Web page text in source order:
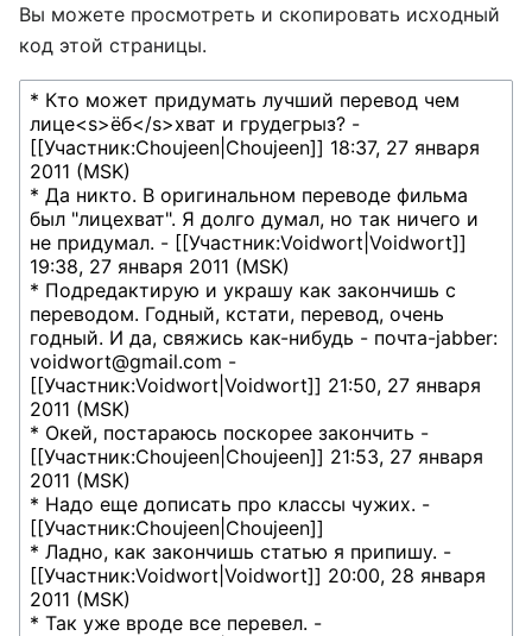
Вы можете просмотреть и скопировать исходный
код этой страницы.